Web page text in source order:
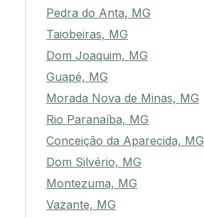
Pedra do Anta, MG
Taiobeiras, MG
Dom Joaquim, MG
Guapé, MG
Morada Nova de Minas, MG
Rio Paranaíba, MG
Conceição da Aparecida, MG
Dom Silvério, MG
Montezuma, MG
Vazante, MG